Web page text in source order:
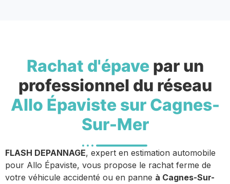
Rachat d'épavepar un
professionnel du réseau
Allo Épaviste sur Cagnes-
Sur-Mer
FLASH DEPANNAGE, expert en estimation automobile
pour Allo Épaviste, vous propose le rachat ferme de
votre véhicule accidenté ou en panne à Cagnes-Sur-